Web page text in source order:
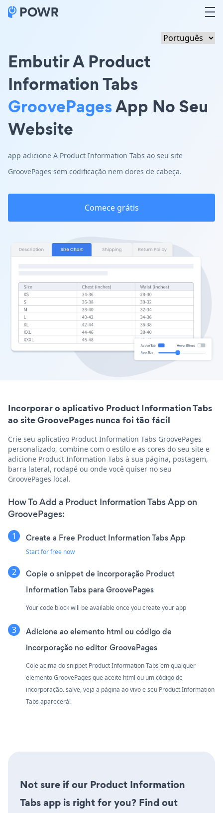
Embutir A Product
Information Tabs
GroovePagesApp No Seu
Website
app adicione A Product Information Tabs ao seu site
GroovePages sem codificação nem dores de cabeça.
Comece grátis
Incorporar o aplicativo Product Information Tabs
ao site GroovePages nunca foi tão fácil
Crie seu aplicativo Product Information Tabs GroovePages
personalizado, combine com o estilo e as cores do seu site e
adicione Product Information Tabs à sua página, postagem,
barra lateral, rodapé ou onde você quiser no seu
GroovePages local.
How To Add a Product Information Tabs App on
GroovePages:
Create a Free Product Information Tabs App
Start for free now
Copie o snippet de incorporação Product
Information Tabs para GroovePages
Your code block will be available once you create your app
Adicione ao elemento html ou código de
incorporação no editor GroovePages
Cole acima do snippet Product Information Tabs em qualquer
elemento GroovePages que aceite html ou um código de
incorporação. salve, veja a página ao vivo e seu Product Information
Tabs aparecerá!
Not sure if our Product Information
Tabs app is right for you? Find out